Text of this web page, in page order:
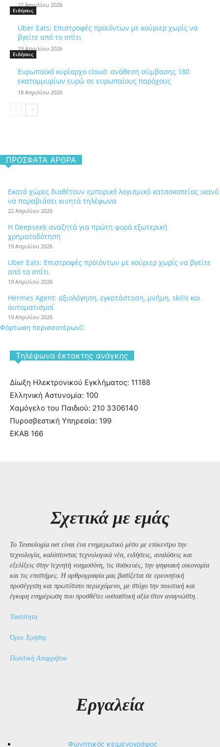
22 Απριλίου 2026
Ειδήσεις
Uber Eats: Επιστροφές προϊόντων με κούριερ χωρίς να
βγείτε από το σπίτι
19 Απριλίου 2026
Ειδήσεις
Ευρωπαϊκό κυρίαρχο cloud: ανάθεση σύμβασης 180
εκατομμυρίων ευρώ σε ευρωπαίους παρόχους
18 Απριλίου 2026
ΠΡΌΣΦΑΤΑ ΆΡΘΡΑ
Εκατό χώρες διαθέτουν εμπορικό λογισμικό κατασκοπείας ικανό
να παραβιάσει κινητά τηλέφωνα
22 Απριλίου 2026
Η Deepseek αναζητά για πρώτη φορά εξωτερική
χρηματοδότηση
19 Απριλίου 2026
Uber Eats: Επιστροφές προϊόντων με κούριερ χωρίς να βγείτε
από το σπίτι
19 Απριλίου 2026
Hermes Agent: αξιολόγηση, εγκατάσταση, μνήμη, skills και
αυτοματισμοί
19 Απριλίου 2026
Φόρτωση περισσοτέρων
Tηλέφωνα έκτακτης ανάγκης
Δίωξη Ηλεκτρονικού Εγκλήματος: 11188
Ελληνική Αστυνομία: 100
Χαμόγελο του Παιδιού: 210 3306140
Πυροσβεστική Υπηρεσία: 199
ΕΚΑΒ 166
Σχετικά με εμάς
Το Texnologia.net είναι ένα ενημερωτικό μέσο με επίκεντρο την
τεχνολογία, καλύπτοντας τεχνολογικά νέα, ειδήσεις, αναλύσεις και
εξελίξεις στην τεχνητή νοημοσύνη, τις συσκευές, την ψηφιακή οικονομία
και τις επιστήμες. Η αρθρογραφία μας βασίζεται σε ερευνητική
προσέγγιση και πρωτότυπο περιεχόμενο, με στόχο την ποιοτική και
έγκυρη ενημέρωση που προσθέτει ουσιαστική αξία στον αναγνώστη..
Ταυτότητα
Όροι Χρήσης
Πολιτική Απορρήτου
Εργαλεία
Φωνητικός κειμενογράφος